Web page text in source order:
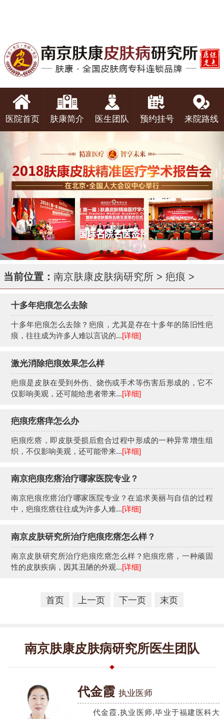
医院首页 肤康简介 医生团队 预约挂号 来院路线
当前位置： 南京肤康皮肤病研究所 > 疤痕 >
十多年疤痕怎么去除
十多年疤痕怎么去除？疤痕，尤其是存在十多年的陈旧性疤
痕，往往成为许多人难以言说的...[详细]
激光消除疤痕效果怎么样
疤痕是皮肤在受到外伤、烧伤或手术等伤害后形成的，它不
仅影响美观，还可能给患者带来...[详细]
疤痕疙瘩痒怎么办
疤痕疙瘩，即皮肤受损后愈合过程中形成的一种异常增生组
织，不仅影响美观，还可能带来...[详细]
南京疤痕疙瘩治疗哪家医院专业？
南京疤痕疙瘩治疗哪家医院专业？在追求美丽与自信的过程
中，疤痕疙瘩往往成为许多人难...[详细]
南京皮肤研究所治疗疤痕疙瘩怎么样？
南京皮肤研究所治疗疤痕疙瘩怎么样？疤痕疙瘩，一种顽固
性的皮肤疾病，因其丑陋的外观...[详细]
首页 上一页 下一页 末页
南京肤康皮肤病研究所医生团队
代金霞 执业医师
代金霞,执业医师,毕业于福建医科大